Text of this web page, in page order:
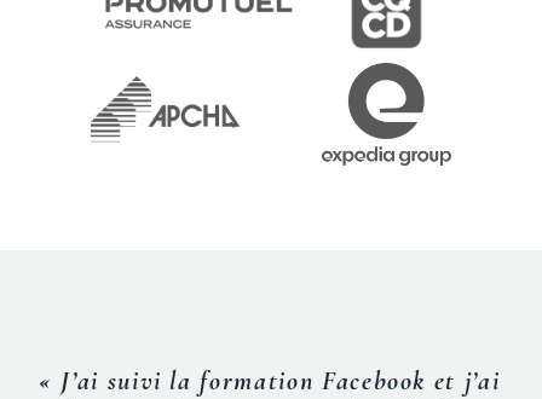
« J’ai suivi la formation Facebook et j’ai